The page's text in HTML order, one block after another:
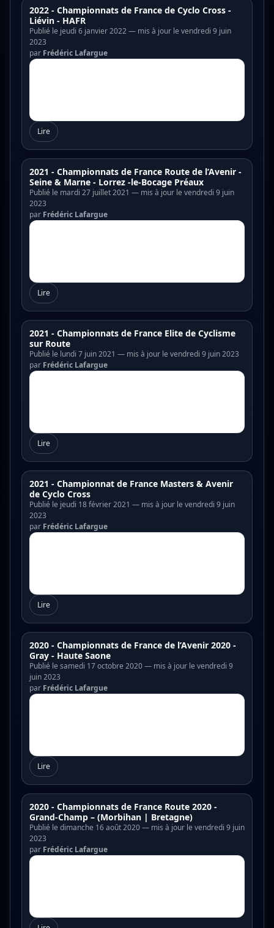
2022 - Championnats de France de Cyclo Cross -
Liévin - HAFR
Publié le jeudi 6 janvier 2022 — mis à jour le vendredi 9 juin
2023
par Frédéric Lafargue
Lire
2021 - Championnats de France Route de l’Avenir -
Seine & Marne - Lorrez -le-Bocage Préaux
Publié le mardi 27 juillet 2021 — mis à jour le vendredi 9 juin
2023
par Frédéric Lafargue
Lire
2021 - Championnats de France Elite de Cyclisme
sur Route
Publié le lundi 7 juin 2021 — mis à jour le vendredi 9 juin 2023
par Frédéric Lafargue
Lire
2021 - Championnat de France Masters & Avenir
de Cyclo Cross
Publié le jeudi 18 février 2021 — mis à jour le vendredi 9 juin
2023
par Frédéric Lafargue
Lire
2020 - Championnats de France de l’Avenir 2020 -
Gray - Haute Saone
Publié le samedi 17 octobre 2020 — mis à jour le vendredi 9
juin 2023
par Frédéric Lafargue
Lire
2020 - Championnats de France Route 2020 -
Grand-Champ – (Morbihan | Bretagne)
Publié le dimanche 16 août 2020 — mis à jour le vendredi 9 juin
2023
par Frédéric Lafargue